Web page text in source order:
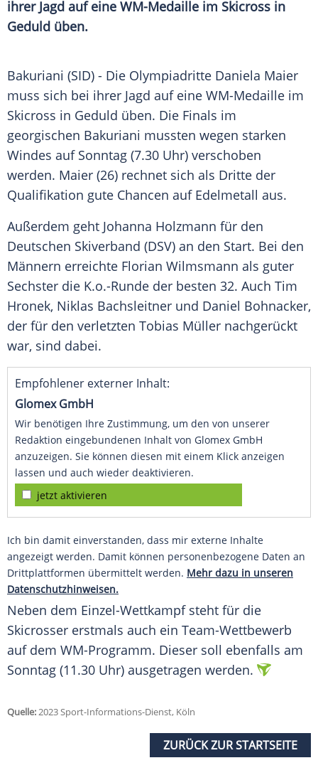
ihrer Jagd auf eine WM-Medaille im Skicross in
Geduld üben.
Bakuriani (SID) - Die Olympiadritte Daniela Maier
muss sich bei ihrer Jagd auf eine WM-Medaille im
Skicross in Geduld üben. Die Finals im
georgischen Bakuriani mussten wegen starken
Windes auf Sonntag (7.30 Uhr) verschoben
werden. Maier (26) rechnet sich als Dritte der
Qualifikation gute Chancen auf Edelmetall aus.
Außerdem geht Johanna Holzmann für den
Deutschen Skiverband (DSV) an den Start. Bei den
Männern erreichte Florian Wilmsmann als guter
Sechster die K.o.-Runde der besten 32. Auch Tim
Hronek, Niklas Bachsleitner und Daniel Bohnacker,
der für den verletzten Tobias Müller nachgerückt
war, sind dabei.
Empfohlener externer Inhalt:
Glomex GmbH
Wir benötigen Ihre Zustimmung, um den von unserer
Redaktion eingebundenen Inhalt von Glomex GmbH
anzuzeigen. Sie können diesen mit einem Klick anzeigen
lassen und auch wieder deaktivieren.
jetzt aktivieren
Ich bin damit einverstanden, dass mir externe Inhalte
angezeigt werden. Damit können personenbezogene Daten an
Drittplattformen übermittelt werden. Mehr dazu in unseren
Datenschutzhinweisen.
Neben dem Einzel-Wettkampf steht für die
Skicrosser erstmals auch ein Team-Wettbewerb
auf dem WM-Programm. Dieser soll ebenfalls am
Sonntag (11.30 Uhr) ausgetragen werden.
Quelle:2023 Sport-Informations-Dienst, Köln
ZURÜCK ZUR STARTSEITE